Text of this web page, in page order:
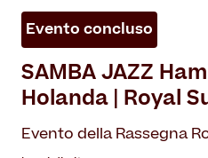
Evento concluso
SAMBA JAZZ
Holanda | Royal
Evento della Rassegna